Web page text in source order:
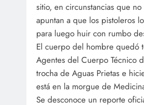
sitio, en circunstancias que
apuntan a que los pistoleros
para luego huir con rumbo
El cuerpo del hombre quedó
Agentes del Cuerpo Técnico
trocha de Aguas Prietas e
está en la morgue de
Se desconoce un reporte